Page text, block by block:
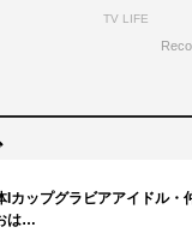
TV LIFE
Iカップグラビアアイドル・
は…